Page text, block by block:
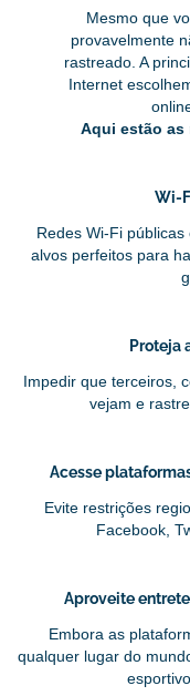
Mesmo que
provavelmente
rastreado. A
Internet
Aqui estão as
Wi-
Redes Wi-Fi
alvos perfeitos para
Proteja
Impedir que terceiros,
vejam e
Acesse
Evite restrições
Facebook,
Aproveite
Embora as
qualquer lugar do